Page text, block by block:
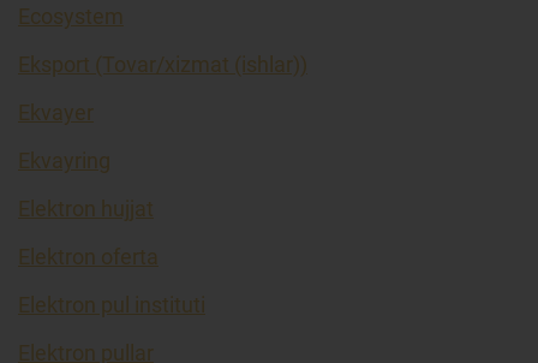
Ecosystem
Eksport (Tovar/xizmat (ishlar))
Ekvayer
Ekvayring
Elektron hujjat
Elektron oferta
Elektron pul instituti
Elektron pullar